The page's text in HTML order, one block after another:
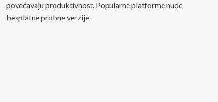
povećavaju produktivnost. Popularne platforme nude
besplatne probne verzije.